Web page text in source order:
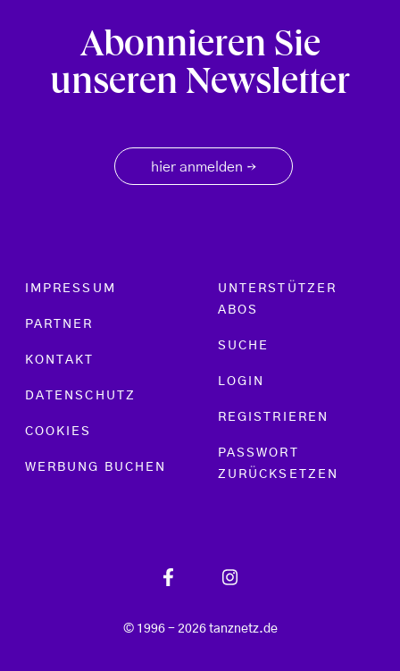
Abonnieren Sie
unseren Newsletter
hier anmelden →
Footer menu
IMPRESSUM
PARTNER
KONTAKT
DATENSCHUTZ
COOKIES
WERBUNG BUCHEN
UNTERSTÜTZER
ABOS
SUCHE
LOGIN
REGISTRIEREN
PASSWORT
ZURÜCKSETZEN
© 1996 - 2026 tanznetz.de